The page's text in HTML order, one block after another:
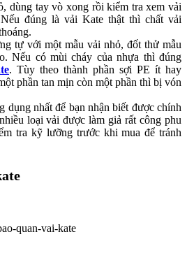
dùng tay vò xong rồi kiểm tra xem vải
đúng là vải Kate thật thì chất vải
tự với một mẫu vải nhỏ, đốt thử mẫu
Nếu có mùi cháy của nhựa thì đúng
. Tùy theo thành phần sợi PE ít hay
phần tan mịn còn một phần thì bị vón
dụng nhất để bạn nhận biết được chính
loại vải được làm giả rất công phu
tra kỹ lưỡng trước khi mua để tránh